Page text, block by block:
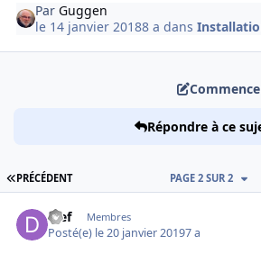
ParGuggen
le 14 janvier 20188 a dans
Répondre à ce
PREMIÈRE PAGE
PRÉCÉDENT PAGE 2 SUR 2
djef Membres
Posté(e) le 20 janvier 20197 a